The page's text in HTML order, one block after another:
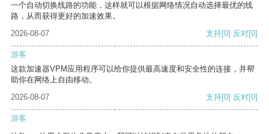
一个自动切换线路的功能，这样就可以根据网络情况自动选择最优的线
路，从而获得更好的加速效果。
2026-08-07
支持[0] 反对[0]
游客
这款加速器VPM应用程序可以给你提供最高速度和安全性的连接，并帮
助你在网络上自由移动。
2026-08-07
支持[0] 反对[0]
游客